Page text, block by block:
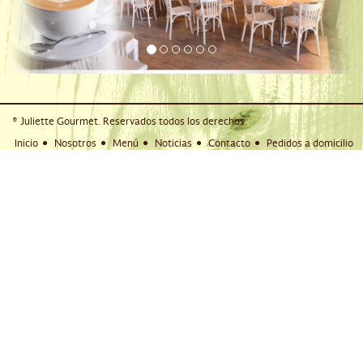
® Juliette Gourmet. Reservados todos los derechos.
Inicio
Nosotros Menú Noticias Contacto Pedidos a domicilio